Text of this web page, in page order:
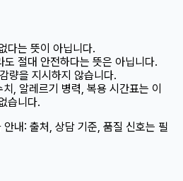
다는 뜻이 아닙니다.
도 절대 안전하다는 뜻은 아닙니다.
량을 지시하지 않습니다.
, 알레르기 병력, 복용 시간표는 이
습니다.
안내: 출처, 상담 기준, 품질 신호는 필